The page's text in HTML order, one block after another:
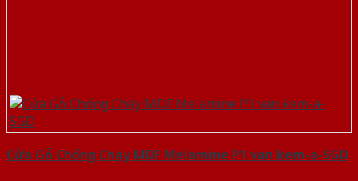
Cửa Gỗ Chống Cháy MDF Melamine P1 van kem-a-SGD